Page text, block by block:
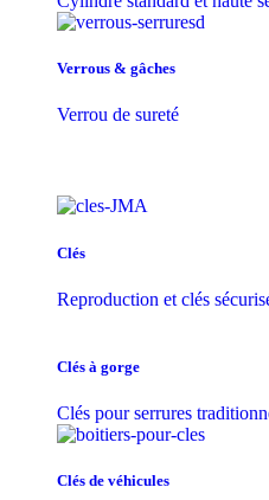
Verrous & gâches
Verrou de sureté
Clés
Reproduction et clés
Clés à gorge
Clés pour serrures
Clés de véhicules